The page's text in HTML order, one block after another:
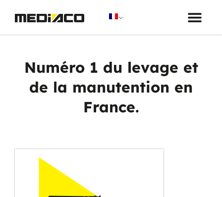
Numéro 1 du levage et
de la manutention en
France.